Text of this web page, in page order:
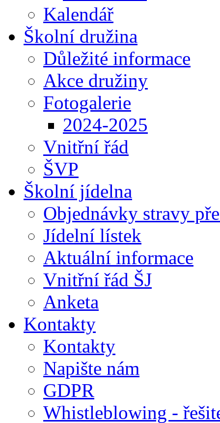
Kalendář
Školní družina
Důležité informace
Akce družiny
Fotogalerie
2024-2025
Vnitřní řád
ŠVP
Školní jídelna
Objednávky stravy
Jídelní lístek
Aktuální informace
Vnitřní řád ŠJ
Anketa
Kontakty
Kontakty
Napište nám
GDPR
Whistleblowing -